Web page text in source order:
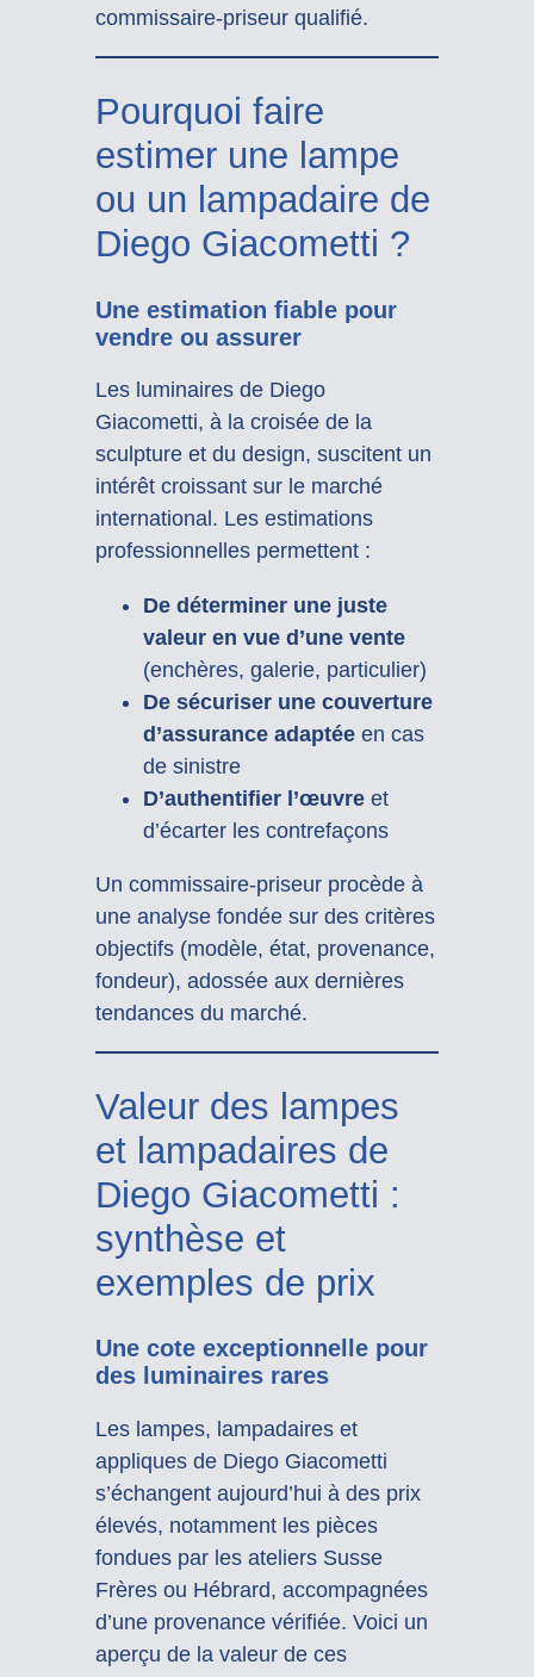
commissaire-priseur qualifié.
Pourquoi faire
estimer une lampe
ou un lampadaire de
Diego Giacometti ?
Une estimation fiable pour
vendre ou assurer
Les luminaires de Diego
Giacometti, à la croisée de la
sculpture et du design, suscitent un
intérêt croissant sur le marché
international. Les estimations
professionnelles permettent :
De déterminer une juste
valeur en vue d’une vente
(enchères, galerie, particulier)
De sécuriser une couverture
d’assurance adaptéeen cas
de sinistre
D’authentifier l’œuvreet
d’écarter les contrefaçons
Un commissaire-priseur procède à
une analyse fondée sur des critères
objectifs (modèle, état, provenance,
fondeur), adossée aux dernières
tendances du marché.
Valeur des lampes
et lampadaires de
Diego Giacometti :
synthèse et
exemples de prix
Une cote exceptionnelle pour
des luminaires rares
Les lampes, lampadaires et
appliques de Diego Giacometti
s’échangent aujourd’hui à des prix
élevés, notamment les pièces
fondues par les ateliers Susse
Frères ou Hébrard, accompagnées
d’une provenance vérifiée. Voici un
aperçu de la valeur de ces